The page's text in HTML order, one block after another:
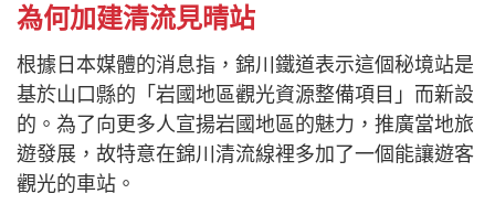
為何加建清流見晴站
根據日本媒體的消息指，錦川鐵道表示這個秘境站是
基於山口縣的「岩國地區觀光資源整備項目」而新設
的。為了向更多人宣揚岩國地區的魅力，推廣當地旅
遊發展，故特意在錦川清流線裡多加了一個能讓遊客
觀光的車站。